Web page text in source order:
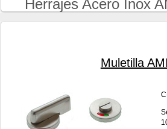
Herrajes Acero Inox
Muletilla